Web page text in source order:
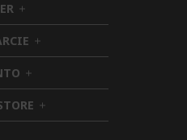
h
i
d
d
e
n
h
i
d
e
n
h
i
d
d
h
i